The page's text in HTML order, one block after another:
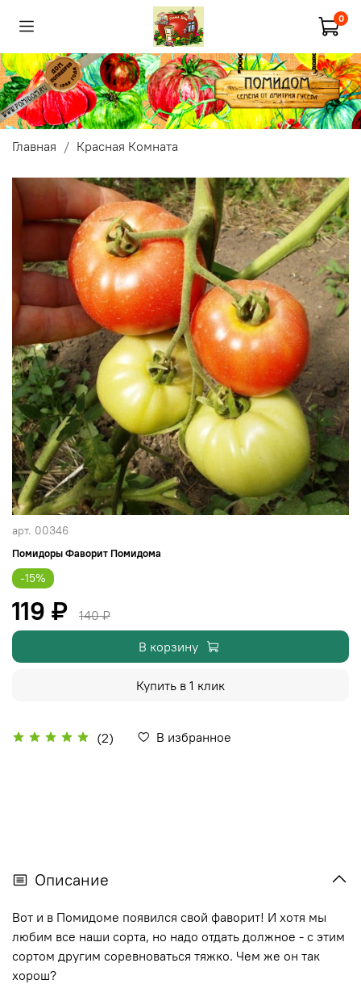
0
Главная Красная Комната
арт. 00346
Помидоры Фаворит Помидома
(2) В избранное
-15%
119 ₽
140 ₽
В корзину
Купить в 1 клик
Описание
Вот и в Помидоме появился свой фаворит! И хотя мы
любим все наши сорта, но надо отдать должное - с этим
сортом другим соревноваться тяжко. Чем же он так
хорош?